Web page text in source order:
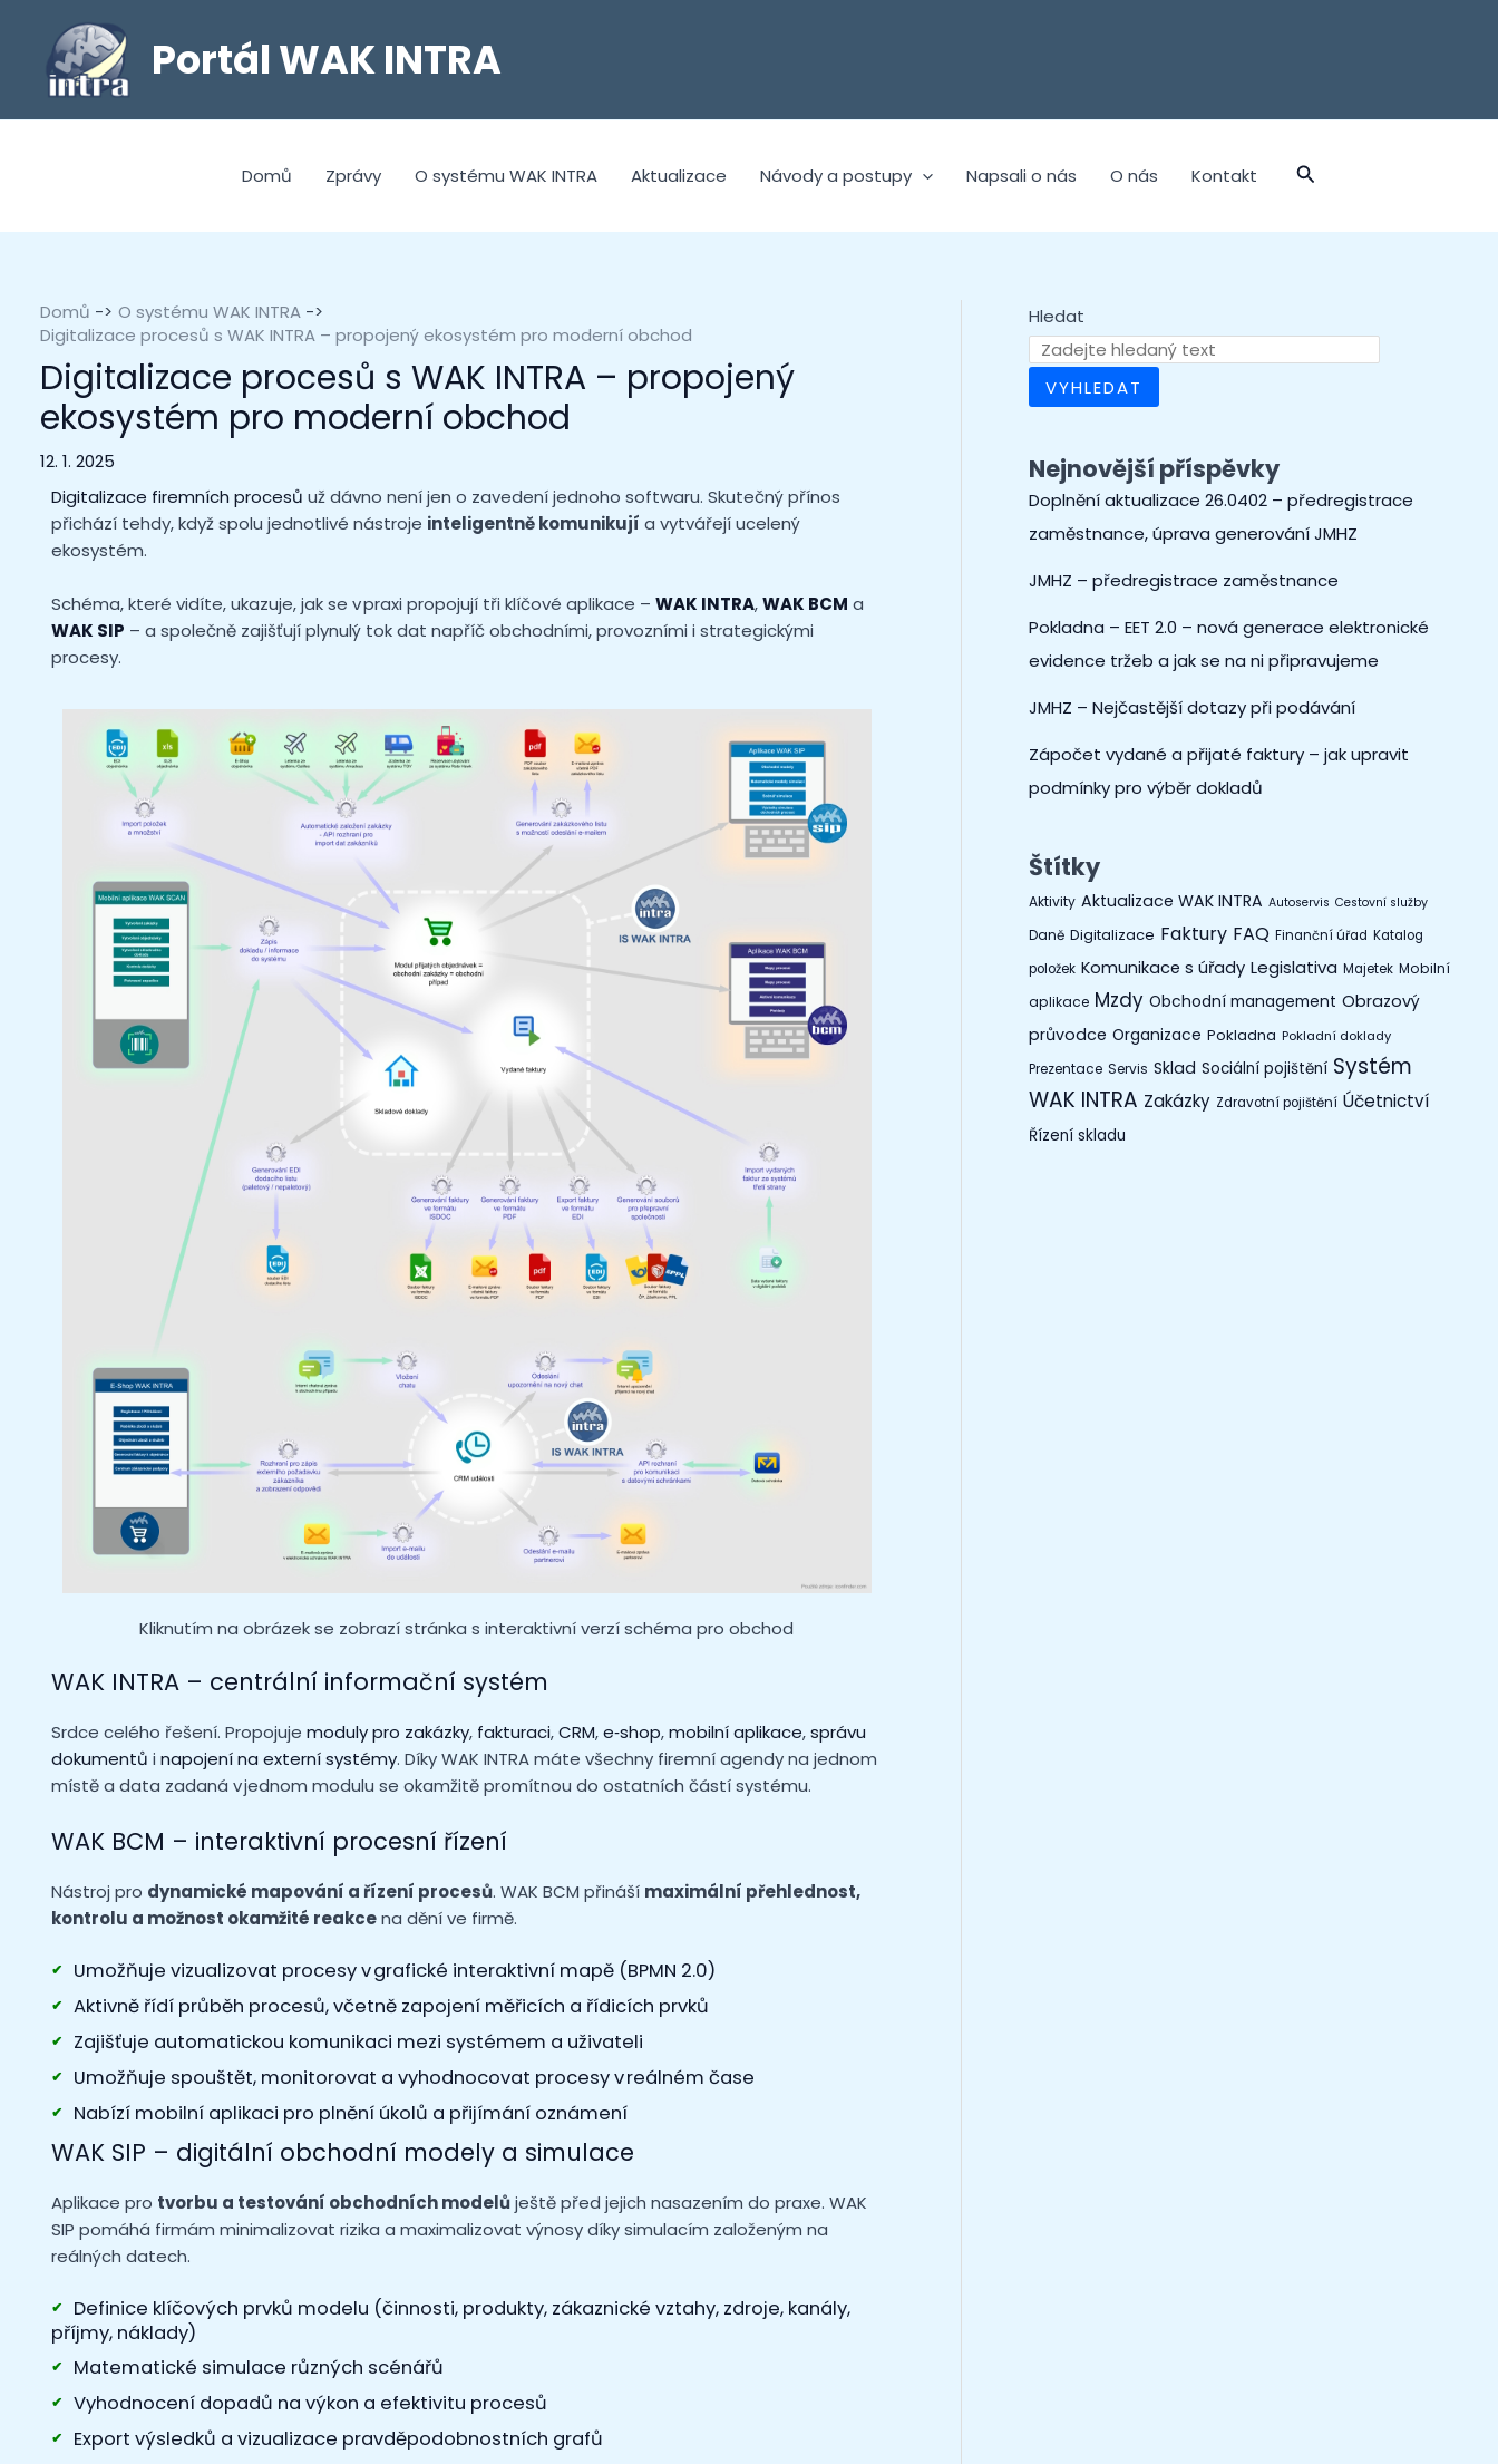
Portál WAK INTRA
Domů Zprávy O systému WAK INTRA Aktualizace Návody a postupy Napsali o nás O nás Kontakt
Domů
O systému WAK INTRA
Digitalizace procesů s WAK INTRA – propojený ekosystém pro moderní obchod
Digitalizace procesů s WAK INTRA – propojený
ekosystém pro moderní obchod
12. 1. 2025
Digitalizace firemních procesů už dávno není jen o zavedení jednoho softwaru. Skutečný přínos
přichází tehdy, když spolu jednotlivé nástroje inteligentně komunikují a vytvářejí ucelený
ekosystém.
Schéma, které vidíte, ukazuje, jak se v praxi propojují tři klíčové aplikace – WAK INTRA,WAK BCM a
WAK SIP – a společně zajišťují plynulý tok dat napříč obchodními, provozními i strategickými
procesy.
Kliknutím na obrázek se zobrazí stránka s interaktivní verzí schéma pro obchod
WAK INTRA – centrální informační systém
Srdce celého řešení. Propojuje moduly pro zakázky, fakturaci,CRM,e‑shop,mobilní aplikace,správu
dokumentů i napojení na externí systémy. Díky WAK INTRA máte všechny firemní agendy na jednom
místě a data zadaná v jednom modulu se okamžitě promítnou do ostatních částí systému.
WAK BCM – interaktivní procesní řízení
Nástroj pro dynamické mapování a řízení procesů. WAK BCM přináší maximální přehlednost,
kontrolu a možnost okamžité reakcena dění ve firmě.
Umožňuje vizualizovat procesy v grafické interaktivní mapě (BPMN 2.0)
Aktivně řídí průběh procesů, včetně zapojení měřicích a řídicích prvků
Zajišťuje automatickou komunikaci mezi systémem a uživateli
Umožňuje spouštět, monitorovat a vyhodnocovat procesy v reálném čase
Nabízí mobilní aplikaci pro plnění úkolů a přijímání oznámení
WAK SIP – digitální obchodní modely a simulace
Aplikace pro tvorbu a testování obchodních modelůještě před jejich nasazením do praxe. WAK
SIP pomáhá firmám minimalizovat rizika a maximalizovat výnosy díky simulacím založeným na
reálných datech.
Definice klíčových prvků modelu (činnosti, produkty, zákaznické vztahy, zdroje, kanály,
příjmy, náklady)
Matematické simulace různých scénářů
Vyhodnocení dopadů na výkon a efektivitu procesů
Export výsledků a vizualizace pravděpodobnostních grafů
Hledat
VYHLEDAT
Nejnovější příspěvky
Doplnění aktualizace 26.0402 – předregistrace
zaměstnance, úprava generování JMHZ
JMHZ – předregistrace zaměstnance
Pokladna – EET 2.0 – nová generace elektronické
evidence tržeb a jak se na ni připravujeme
JMHZ – Nejčastější dotazy při podávání
Zápočet vydané a přijaté faktury – jak upravit
podmínky pro výběr dokladů
Štítky
Aktivity Aktualizace WAK INTRA Autoservis Cestovní služby
Daně Digitalizace Faktury FAQ Finanční úřad Katalog
položek Komunikace s úřady Legislativa Majetek Mobilní
aplikace Mzdy Obchodní management Obrazový
průvodce Organizace Pokladna Pokladní doklady
Prezentace Servis Sklad Sociální pojištění Systém
WAK INTRA Zakázky Zdravotní pojištění Účetnictví
Řízení skladu